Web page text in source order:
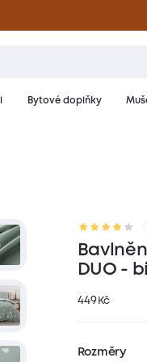
Bytové doplňky
DUO -
449 Kč
Rozměry